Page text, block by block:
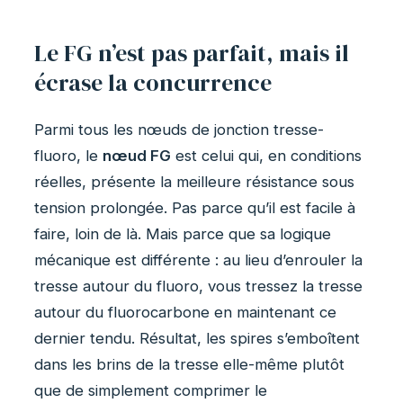
Le FG n’est pas parfait, mais il
écrase la concurrence
Parmi tous les nœuds de jonction tresse-
fluoro, le nœud FG est celui qui, en conditions
réelles, présente la meilleure résistance sous
tension prolongée. Pas parce qu’il est facile à
faire, loin de là. Mais parce que sa logique
mécanique est différente : au lieu d’enrouler la
tresse autour du fluoro, vous tressez la tresse
autour du fluorocarbone en maintenant ce
dernier tendu. Résultat, les spires s’emboîtent
dans les brins de la tresse elle-même plutôt
que de simplement comprimer le